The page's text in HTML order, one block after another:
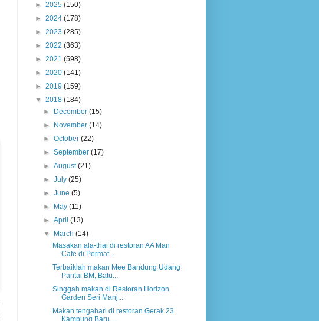
► 2025 (150)
► 2024 (178)
► 2023 (285)
► 2022 (363)
► 2021 (598)
► 2020 (141)
► 2019 (159)
▼ 2018 (184)
►
December(15)
►
November(14)
►October(22)
►September(17)
►August(21)
►July(25)
►June(5)
►
May(11)
►April(13)
▼
March(14)
Masakan ala-thai di restoran AA Man
Cafe di Permat...
Terbaiklah makan Mee Bandung Udang
Pantai BM, Batu...
Singgah makan di Restoran Horizon
Garden Seri Manj...
Makan tengahari di restoran Gerak 23
Kampung Baru ...